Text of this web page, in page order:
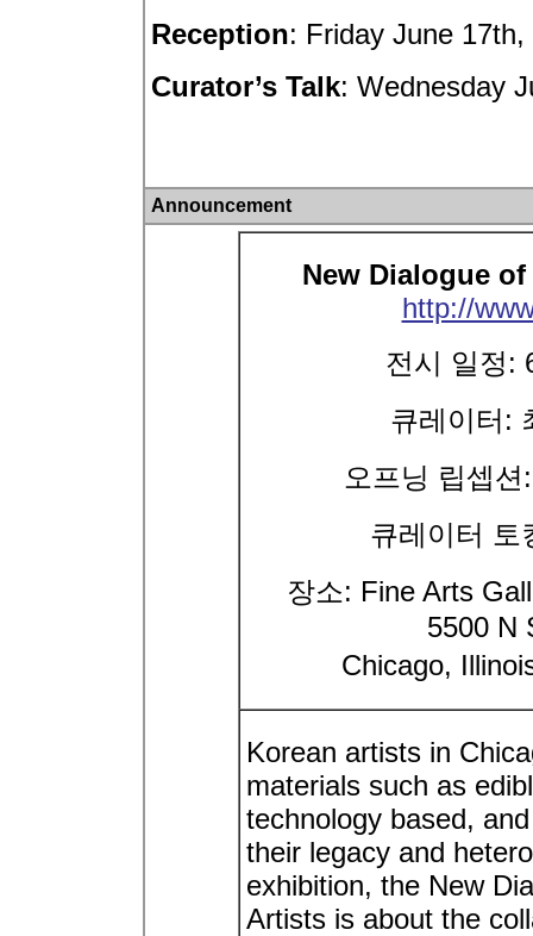
Reception: Friday June 17th,
Curator’s Talk: Wednesday
Announcement
New Dialogue
http://
전시 일정:
큐레이터:
오프닝 립셉
큐레이터 토
장소: Fine Arts
5500 N
Chicago,
Korean artists in
materials such as
technology based,
their legacy and
exhibition, the New
Artists is about the